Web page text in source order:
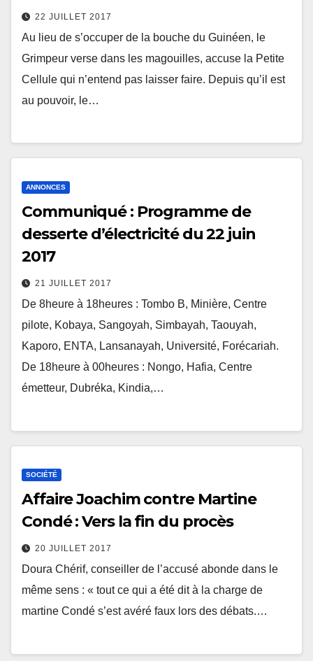
22 JUILLET 2017
Au lieu de s’occuper de la bouche du Guinéen, le
Grimpeur verse dans les magouilles, accuse la Petite
Cellule qui n’entend pas laisser faire. Depuis qu’il est
au pouvoir, le…
ANNONCES
Communiqué : Programme de
desserte d’électricité du 22 juin
2017
21 JUILLET 2017
De 8heure à 18heures : Tombo B, Minière, Centre
pilote, Kobaya, Sangoyah, Simbayah, Taouyah,
Kaporo, ENTA, Lansanayah, Université, Forécariah.
De 18heure à 00heures : Nongo, Hafia, Centre
émetteur, Dubréka, Kindia,…
SOCIÉTÉ
Affaire Joachim contre Martine
Condé : Vers la fin du procès
20 JUILLET 2017
Doura Chérif, conseiller de l’accusé abonde dans le
même sens : « tout ce qui a été dit à la charge de
martine Condé s’est avéré faux lors des débats.…